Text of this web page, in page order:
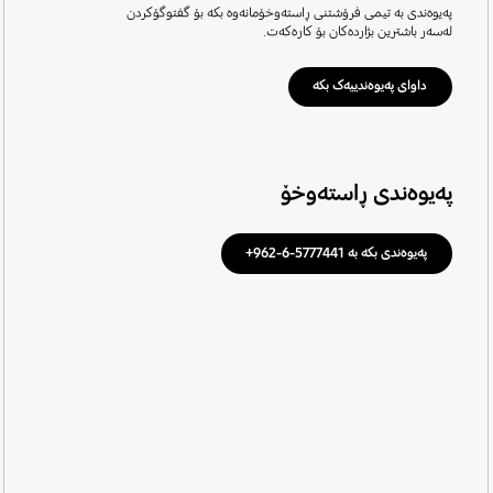
پەیوەندی بە تیمی فرۆشتنی ڕاستەوخۆمانەوە بکە بۆ گفتوگۆکردن
لەسەر باشترین بژاردەکان بۆ کارەکەت.
داوای پەیوەندییەک بکە
پەیوەندی ڕاستەوخۆ
پەیوەندی بکە بە 5777441-6-962+